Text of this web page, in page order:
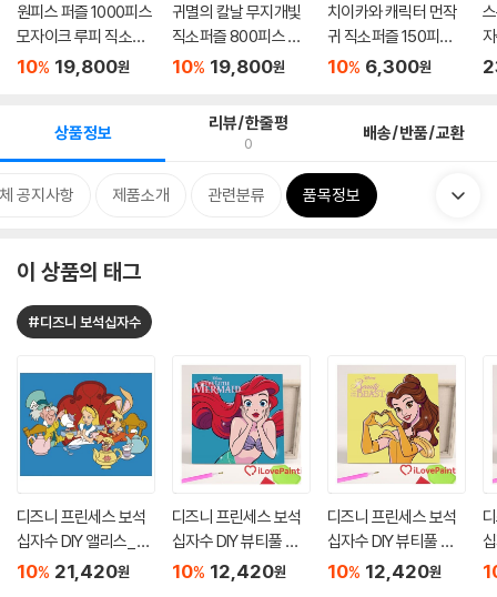
원피스 퍼즐 1000피스
모자이크 루피 직소퍼
즐
10% 19,800원
귀멸의 칼날 무지개빛
직소퍼즐 800피스 홀
로그...
10% 19,800원
치이카와 캐릭터 먼작
귀 직소퍼즐 150피스
네컷 ...
10% 6,300원
상품정보 리뷰/한줄평
0 배송/반품/교환
공지사항 제품소개 관련분류 품목정보
이 상품의 태그
#디즈니 보석십자수
디즈니 프린세스 보석
십자수 DIY 앨리스_티
파임 40X50
10% 21,420원
디즈니 프린세스 보석
십자수 DIY 뷰티풀 에
리얼 25X25
10% 12,420원
디즈니 프린세스 보석
십자수 DIY 뷰티풀 벨 2
5X25
10% 12,420원